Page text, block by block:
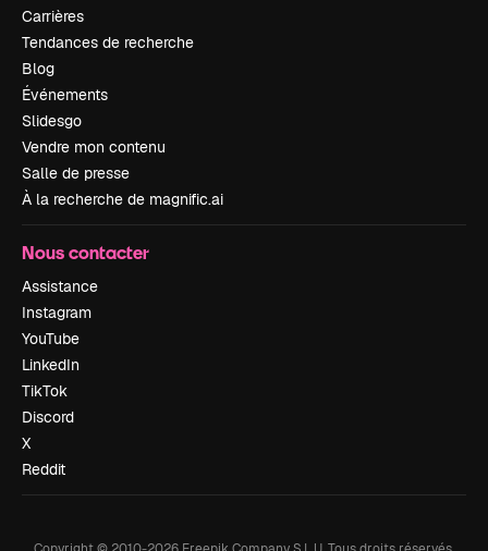
Carrières
Tendances de recherche
Blog
Événements
Slidesgo
Vendre mon contenu
Salle de presse
À la recherche de magnific.ai
Nous contacter
Assistance
Instagram
YouTube
LinkedIn
TikTok
Discord
X
Reddit